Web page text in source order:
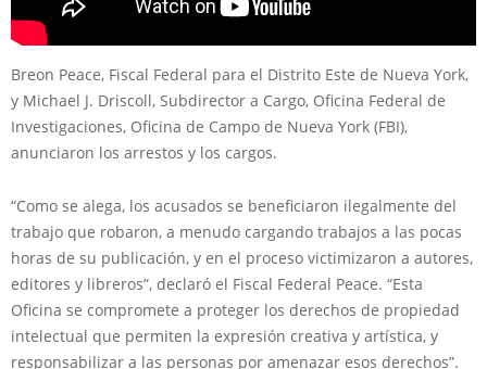
Breon Peace, Fiscal Federal para el Distrito Este de Nueva York,
y Michael J. Driscoll, Subdirector a Cargo, Oficina Federal de
Investigaciones, Oficina de Campo de Nueva York (FBI),
anunciaron los arrestos y los cargos.
“Como se alega, los acusados ​​se beneficiaron ilegalmente del
trabajo que robaron, a menudo cargando trabajos a las pocas
horas de su publicación, y en el proceso victimizaron a autores,
editores y libreros”, declaró el Fiscal Federal Peace. “Esta
Oficina se compromete a proteger los derechos de propiedad
intelectual que permiten la expresión creativa y artística, y
responsabilizar a las personas por amenazar esos derechos”.